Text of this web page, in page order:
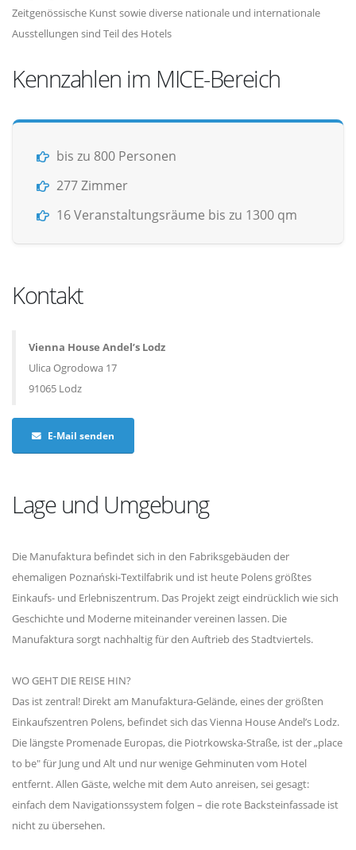
Zeitgenössische Kunst sowie diverse nationale und internationale
Ausstellungen sind Teil des Hotels
Kennzahlen im MICE-Bereich
bis zu 800 Personen
277 Zimmer
16 Veranstaltungsräume bis zu 1300 qm
Kontakt
Vienna House Andel’s Lodz
Ulica Ogrodowa 17
91065 Lodz
E-Mail senden
Lage und Umgebung
Die Manufaktura befindet sich in den Fabriksgebäuden der
ehemaligen Poznański-Textilfabrik und ist heute Polens größtes
Einkaufs- und Erlebniszentrum. Das Projekt zeigt eindrücklich wie sich
Geschichte und Moderne miteinander vereinen lassen. Die
Manufaktura sorgt nachhaltig für den Auftrieb des Stadtviertels.
WO GEHT DIE REISE HIN?
Das ist zentral! Direkt am Manufaktura-Gelände, eines der größten
Einkaufszentren Polens, befindet sich das Vienna House Andel’s Lodz.
Die längste Promenade Europas, die Piotrkowska-Straße, ist der „place
to be" für Jung und Alt und nur wenige Gehminuten vom Hotel
entfernt. Allen Gäste, welche mit dem Auto anreisen, sei gesagt:
einfach dem Navigationssystem folgen – die rote Backsteinfassade ist
nicht zu übersehen.